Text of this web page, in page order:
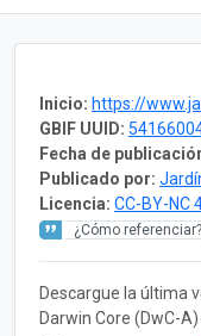
Inicio: https://
GBIF UUID:
Fecha de
Publicado por:
Licencia: CC-BY-NC
¿Cómo referenciar?
Descargue la última
Darwin Core (DwC-